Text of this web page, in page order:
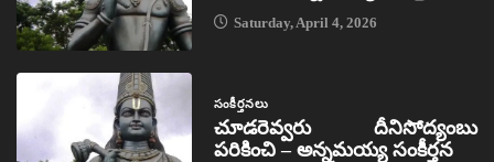
Saturday, April 4, 2026
సంకీర్తనలు
చూడరెవ్వరు దీనిసోద్యంబు
పరికించి – అన్నమయ్య సంకీర్తన